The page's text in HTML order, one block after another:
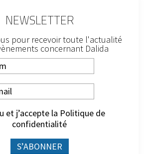
NEWSLETTER
pour recevoir toute l'actualité
concernant Dalida
et j’accepte la Politique de
confidentialité